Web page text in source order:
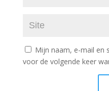
Mijn naam, e-mail en
voor de volgende keer